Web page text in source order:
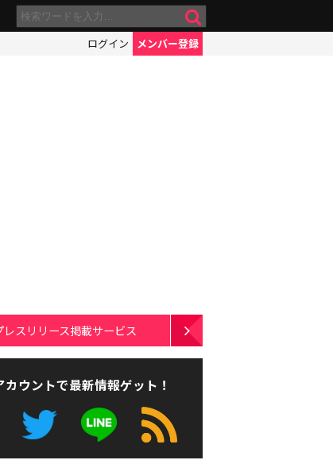
ログイン メンバー登録
レスリリース掲載サービス
カウントで最新情報ゲット！